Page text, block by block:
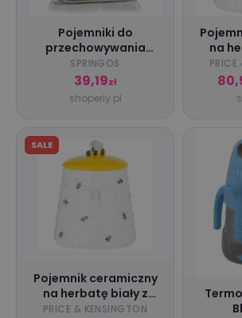
Pojemniki do
przechowywania
żywności, kuchenne z
pokrywkami 4 szt.
szklane, przeźroczyste
SPRINGOS
39,19zł
shoperly.pl
na
PRICE
SALE
Pojemnik ceramiczny
na herbatę biały z
motywem pszczół
PRICE & KENSINGTON